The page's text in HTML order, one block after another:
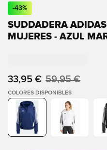
-43%
SUDDADERA
MUJERES - AZUL
33,95 € 59,95 €
COLORES DISPONIBLES